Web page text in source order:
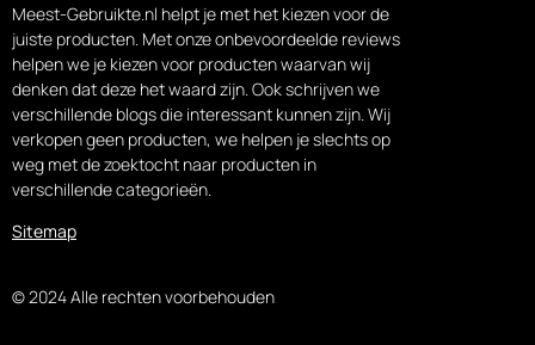
Meest-Gebruikte.nl helpt je met het kiezen voor de
juiste producten. Met onze onbevoordeelde reviews
helpen we je kiezen voor producten waarvan wij
denken dat deze het waard zijn. Ook schrijven we
verschillende blogs die interessant kunnen zijn. Wij
verkopen geen producten, we helpen je slechts op
weg met de zoektocht naar producten in
verschillende categorieën.
Sitemap
© 2024 Alle rechten voorbehouden